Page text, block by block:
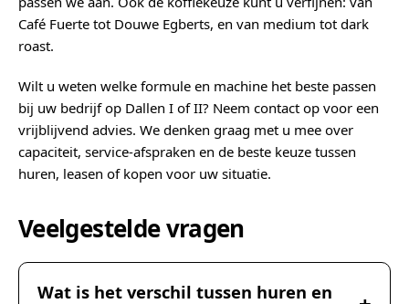
Café Fuerte tot Douwe Egberts, en van medium tot dark
roast.
Wilt u weten welke formule en machine het beste passen
bij uw bedrijf op Dallen I of II? Neem contact op voor een
vrijblijvend advies. We denken graag met u mee over
capaciteit, service-afspraken en de beste keuze tussen
huren, leasen of kopen voor uw situatie.
Veelgestelde vragen
Wat is het verschil tussen huren en